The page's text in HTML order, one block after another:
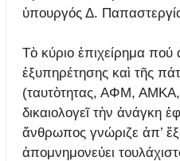
ὑπουργός Δ.
Τὸ κύριο ἐπιχείρημα πού
ἐξυπηρέτησης καὶ τῆς
(ταυτὸτητας, ΑΦΜ, ΑΜΚΑ,
δικαιολογεῖ τὴν ἀνάγκη
ἄνθρωπος γνώριζε ἀπ’
ἀπομνημονεύει